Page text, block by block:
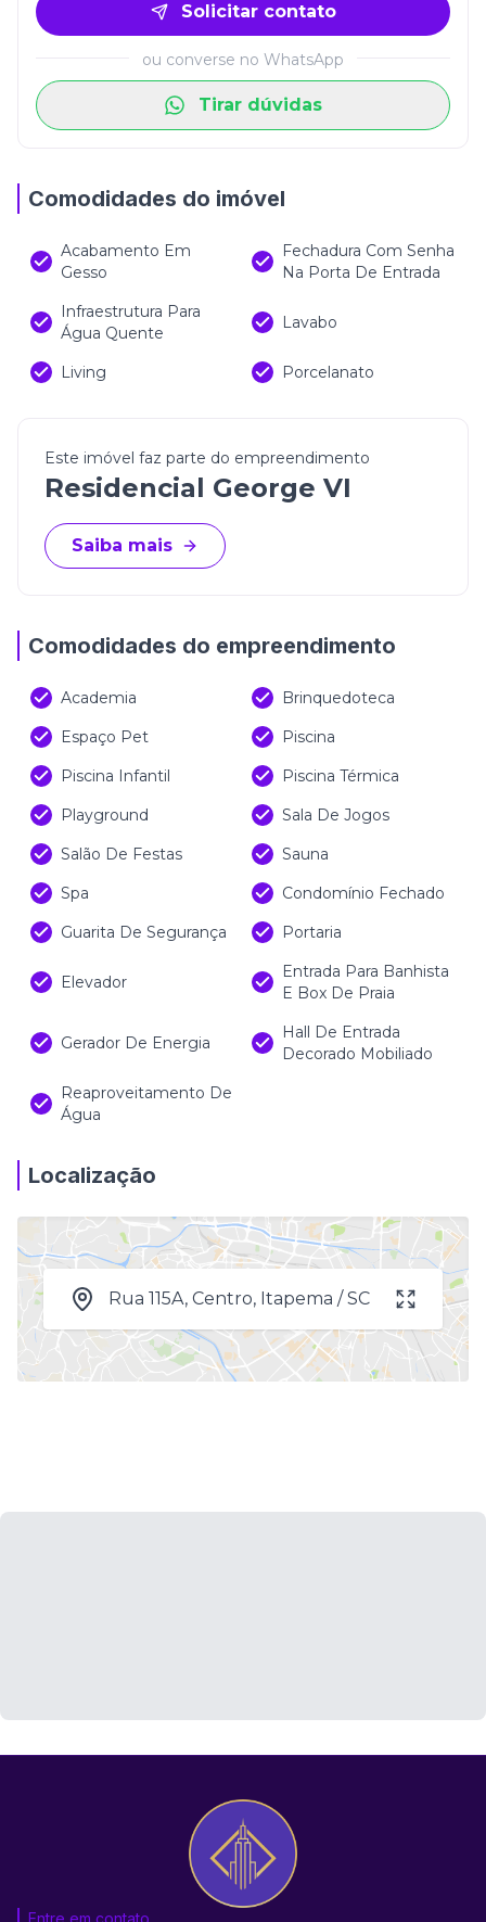
Solicitar contato
ou converse no WhatsApp
Tirar dúvidas
Comodidades do imóvel
Acabamento Em
Gesso
Fechadura Com Senha
Na Porta De Entrada
Infraestrutura Para
Água Quente
Lavabo
Living Porcelanato
Este imóvel faz parte do empreendimento
Residencial George VI
Saiba mais
Comodidades do empreendimento
Academia
Brinquedoteca
Espaço Pet
Piscina
Piscina Infantil
Piscina Térmica
Playground
Sala De Jogos
Salão De Festas
Sauna
Spa
Condomínio Fechado
Guarita De Segurança
Portaria
Elevador
Entrada Para Banhista
E Box De Praia
Gerador De Energia
Hall De Entrada
Decorado Mobiliado
Reaproveitamento De
Água
Localização
Rua 115A, Centro, Itapema / SC
Entre em contato